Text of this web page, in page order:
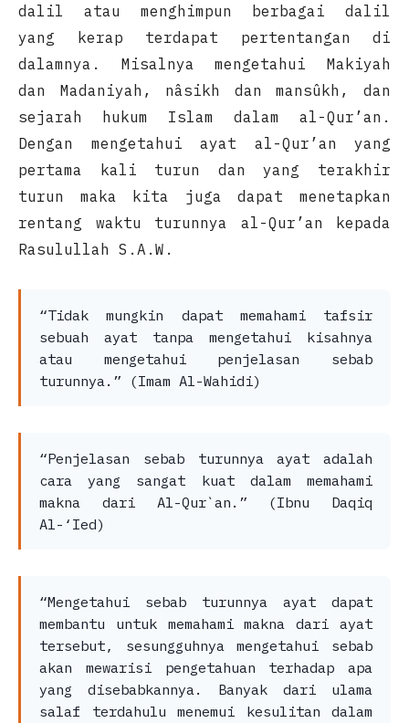
dalil atau menghimpun berbagai dalil
yang kerap terdapat pertentangan di
dalamnya. Misalnya mengetahui Makiyah
dan Madaniyah, nâsikh dan mansûkh, dan
sejarah hukum Islam dalam al-Qur’an.
Dengan mengetahui ayat al-Qur’an yang
pertama kali turun dan yang terakhir
turun maka kita juga dapat menetapkan
rentang waktu turunnya al-Qur’an kepada
Rasulullah S.A.W.
“Tidak mungkin dapat memahami tafsir
sebuah ayat tanpa mengetahui kisahnya
atau mengetahui penjelasan sebab
turunnya.” (Imam Al-Wahidi)
“Penjelasan sebab turunnya ayat adalah
cara yang sangat kuat dalam memahami
makna dari Al-Qur`an.” (Ibnu Daqiq
Al-‘Ied)
“Mengetahui sebab turunnya ayat dapat
membantu untuk memahami makna dari ayat
tersebut, sesungguhnya mengetahui sebab
akan mewarisi pengetahuan terhadap apa
yang disebabkannya. Banyak dari ulama
salaf terdahulu menemui kesulitan dalam